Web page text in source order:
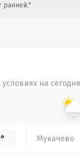
ранней."
на сегодня
Мукачево